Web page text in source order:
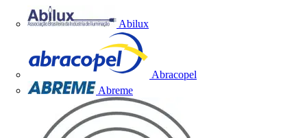
Abilux
Abracopel
Abreme